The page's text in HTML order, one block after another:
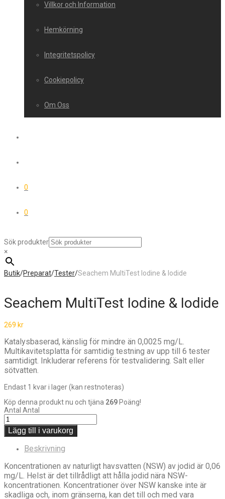
Villkor och Information
Hemkörning
Integritetspolicy
Cookiepolicy
Om Oss
0
0
Sök produkter
×
Butik/Preparat/Tester/Seachem MultiTest Iodine & Iodide
Seachem MultiTest Iodine & Iodide
269 kr
Katalysbaserad, känslig för mindre än 0,0025 mg/L.
Multikavitetsplatta för samtidig testning av upp till 6 tester
samtidigt. Inkluderar referens för testvalidering. Salt eller
sötvatten.
Endast 1 kvar i lager (kan restnoteras)
Köp denna produkt nu och tjäna 269Poäng!
Antal Antal
Lägg till i varukorg
Beskrivning
Koncentrationen av naturligt havsvatten (NSW) av jodid är 0,06
mg/L. Helst är det tillrådligt att hålla jodid nära NSW-
koncentrationen. Koncentrationer över NSW kanske inte är
skadliga och, inom gränserna, kan det till och med vara